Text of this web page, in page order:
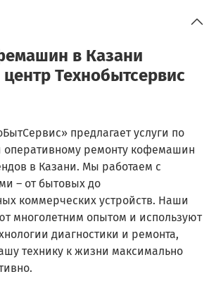
в Казани
Технобытсервис
предлагает услуги по
оперативному ремонту кофемашин
в Казани. Мы работаем с
– от бытовых до
коммерческих устройств. Наши
многолетним опытом и используют
диагностики и ремонта,
технику к жизни максимально